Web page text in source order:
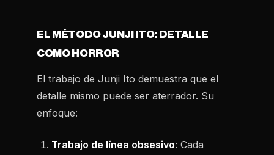
EL MÉTODO JUNJI ITO: DETALLE
COMO HORROR
El trabajo de Junji Ito demuestra que el
detalle mismo puede ser aterrador. Su
enfoque:
Trabajo de línea obsesivo: Cada